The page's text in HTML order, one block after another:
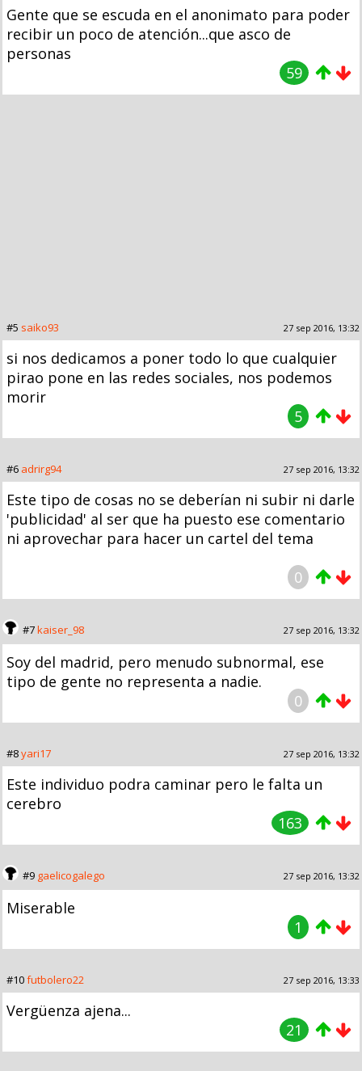
Gente que se escuda en el anonimato para poder
recibir un poco de atención...que asco de
personas
59
#5 saiko93 27 sep 2016, 13:32
si nos dedicamos a poner todo lo que cualquier
pirao pone en las redes sociales, nos podemos
morir
5
#6 adrirg94 27 sep 2016, 13:32
Este tipo de cosas no se deberían ni subir ni darle
'publicidad' al ser que ha puesto ese comentario
ni aprovechar para hacer un cartel del tema
0
#7kaiser_98 27 sep 2016, 13:32
Soy del madrid, pero menudo subnormal, ese
tipo de gente no representa a nadie.
0
#8yari17 27 sep 2016, 13:32
Este individuo podra caminar pero le falta un
cerebro
163
#9 gaelicogalego 27 sep 2016, 13:32
Miserable
1
#10futbolero22 27 sep 2016, 13:33
Vergüenza ajena...
21